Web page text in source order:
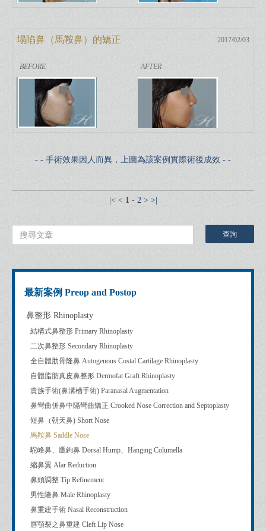
塌陷鼻（馬鞍鼻）的矯正 2017/02/03
- - 手術效果因人而異，上圖為該案例實際術後成效 - -
|< < 1 - 2 > >|
最新案例 Preop and Postop
鼻整形 Rhinoplasty
結構式鼻整形 Primary Rhinoplasty
二次鼻整形 Secondary Rhinoplasty
全自體肋骨隆鼻 Autogenous Costal Cartilage Rhinoplasty
自體脂肪真皮鼻整形 Dermofat Graft Rhinoplasty
貴族手術(鼻溝槽手術) Paranasal Augmentation
鼻彎曲併鼻中隔彎曲矯正 Crooked Nose Correction and Septoplasty
短鼻（朝天鼻) Short Nose
馬鞍鼻 Saddle Nose
駝峰鼻、鷹鉤鼻 Dorsal Hump、Hanging Columella
縮鼻翼 Alar Reduction
鼻頭調整 Tip Refinement
男性隆鼻 Male Rhinoplasty
鼻重建手術 Nasal Reconstruction
唇顎裂之鼻重建 Cleft Lip Nose